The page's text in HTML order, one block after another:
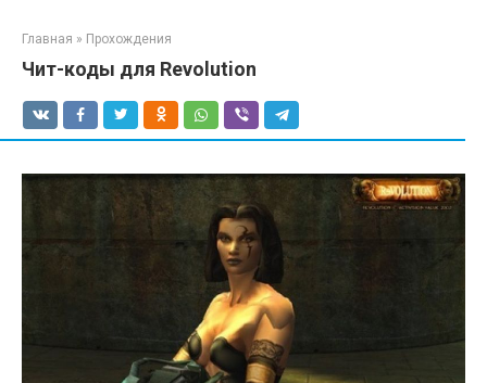
Главная » Прохождения
Чит-коды для Revolution